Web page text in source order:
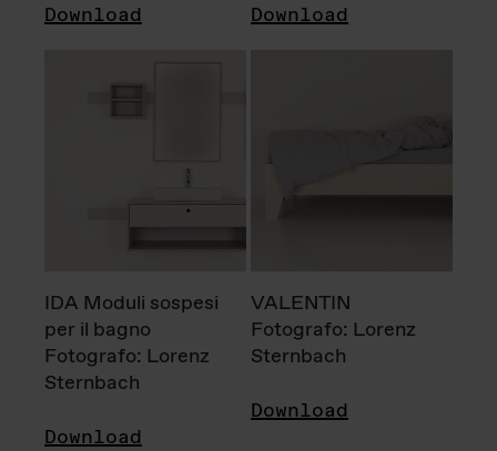
Download Download
IDA Moduli sospesi
per il bagno
Fotografo: Lorenz
Sternbach
Download
VALENTIN
Fotografo: Lorenz
Sternbach
Download